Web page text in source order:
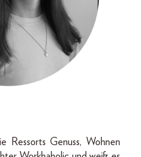
Ressorts Genuss, Wohnen